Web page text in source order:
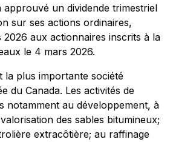
approuvé un dividende trimestriel
sur ses actions ordinaires,
2026 aux actionnaires inscrits à la
le 4 mars 2026.
la plus importante société
du Canada. Les activités de
notamment au développement, à
des sables bitumineux;
extracôtière; au raffinage